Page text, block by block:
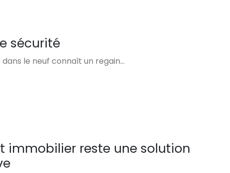
sécurité
le neuf connaît un regain…
immobilier reste une solution